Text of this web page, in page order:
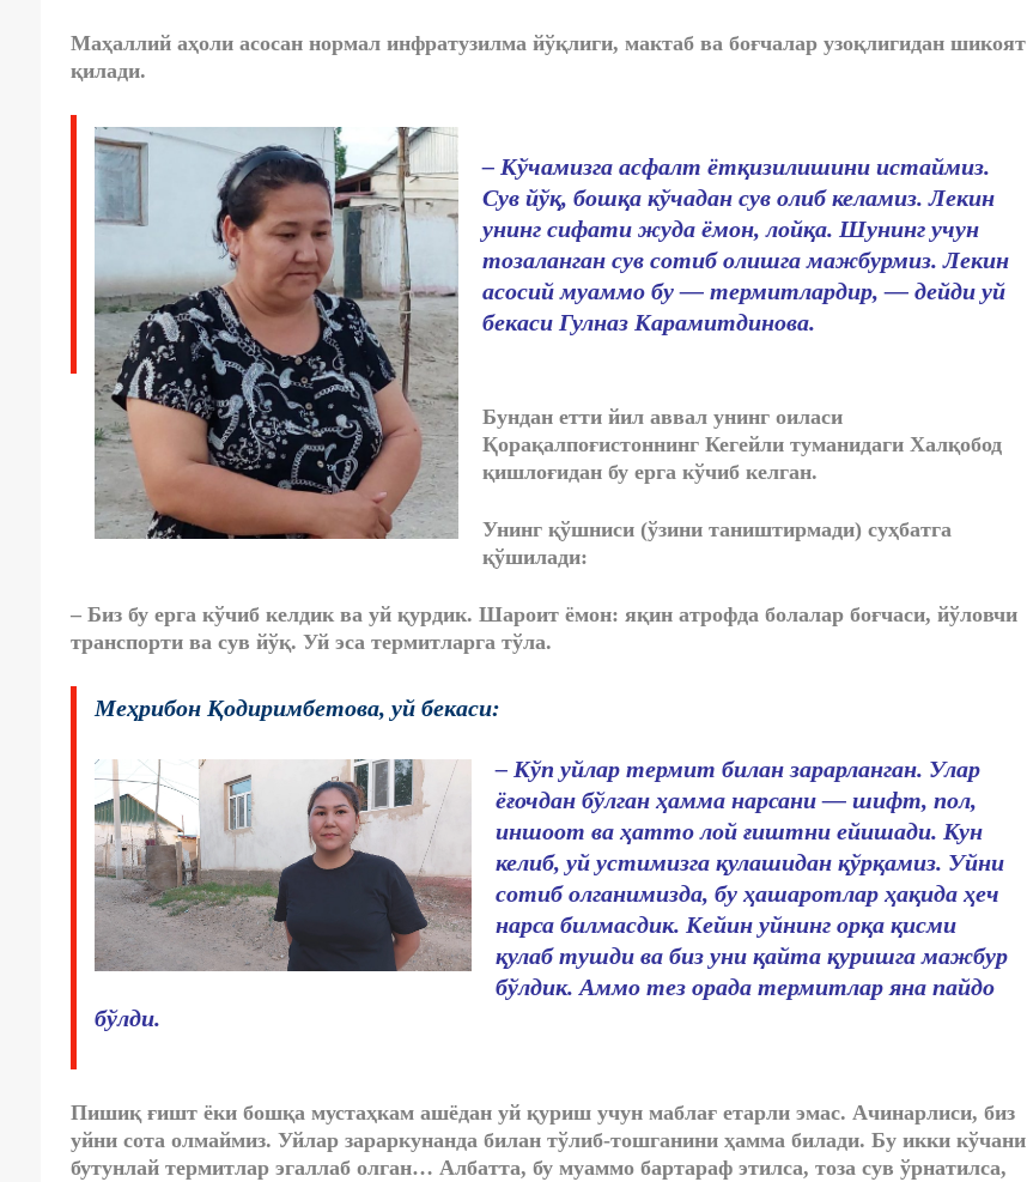
Маҳаллий аҳоли асосан нормал инфратузилма йўқлиги, мактаб ва боғчалар узоқлигидан шикоят
қилади.
– Кўчамизга асфалт ётқизилишини истаймиз.
Сув йўқ, бошқа кўчадан сув олиб келамиз. Лекин
унинг сифати жуда ёмон, лойқа. Шунинг учун
тозаланган сув сотиб олишга мажбурмиз. Лекин
асосий муаммо бу — термитлардир, — дейди уй
бекаси Гулназ Карамитдинова.
Бундан етти йил аввал унинг оиласи
Қорақалпоғистоннинг Кегейли туманидаги Халқобод
қишлоғидан бу ерга кўчиб келган.
Унинг қўшниси (ўзини таништирмади) суҳбатга
қўшилади:
– Биз бу ерга кўчиб келдик ва уй қурдик. Шароит ёмон: яқин атрофда болалар боғчаси, йўловчи
транспорти ва сув йўқ. Уй эса термитларга тўла.
Меҳрибон Қодиримбетова, уй бекаси:
– Кўп уйлар термит билан зарарланган. Улар
ёғочдан бўлган ҳамма нарсани — шифт, пол,
иншоот ва ҳатто лой ғиштни ейишади. Кун
келиб, уй устимизга қулашидан қўрқамиз. Уйни
сотиб олганимизда, бу ҳашаротлар ҳақида ҳеч
нарса билмасдик. Кейин уйнинг орқа қисми
қулаб тушди ва биз уни қайта қуришга мажбур
бўлдик. Аммо тез орада термитлар яна пайдо
бўлди.
Пишиқ ғишт ёки бошқа мустаҳкам ашёдан уй қуриш учун маблағ етарли эмас. Ачинарлиси, биз
уйни сота олмаймиз. Уйлар зараркунанда билан тўлиб-тошганини ҳамма билади. Бу икки кўчани
бутунлай термитлар эгаллаб олган… Албатта, бу муаммо бартараф этилса, тоза сув ўрнатилса,